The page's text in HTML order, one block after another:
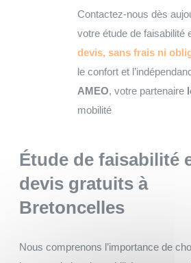
Contactez-nous dès
votre étude de faisabilité
devis, sans frais ni
le confort et
AMEO, votre partenaire
mobilité
Étude de faisabilité
devis gratuits à
Bretoncelles
Nous comprenons l’importance de